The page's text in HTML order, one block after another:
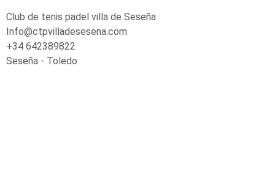
Club de tenis padel villa de Seseña
Info@ctpvilladesesena.com
+34 642389822
Seseña - Toledo